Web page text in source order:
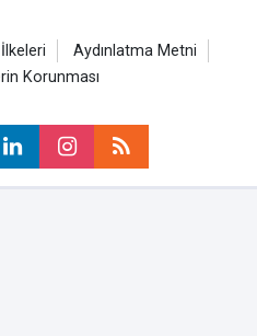
Aydınlatma Metni
Korunması